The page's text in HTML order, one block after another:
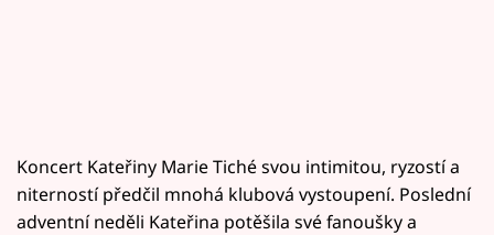
Koncert Kateřiny Marie Tiché svou intimitou, ryzostí a
niterností předčil mnohá klubová vystoupení. Poslední
adventní neděli Kateřina potěšila své fanoušky a